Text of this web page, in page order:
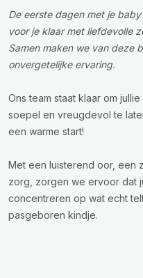
De eerste dagen met je
voor je klaar met liefdevolle
Samen maken we van deze
onvergetelijke ervaring.
Ons team staat klaar om
soepel en vreugdevol te
een warme start!
Met een luisterend oor, een
zorg, zorgen we ervoor dat
concentreren op wat echt
pasgeboren kindje.